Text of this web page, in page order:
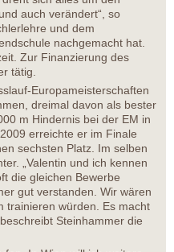
auch verändert“, so
und dem
nachgemacht hat.
Zur Finanzierung des
tätig.
Europameisterschaften
dreimal davon als bester
m Hindernis bei der EM in
erreichte er im Finale
sechsten Platz. Im selben
„Valentin und ich kennen
die gleichen Bewerbe
gut verstanden. Wir wären
trainieren würden. Es macht
Steinhammer die